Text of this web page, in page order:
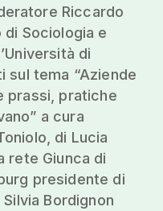
Riccardo
Sociologia e
di
sul tema “Aziende
prassi, pratiche
a cura
di Lucia
rete Giunca di
presidente di
Bordignon